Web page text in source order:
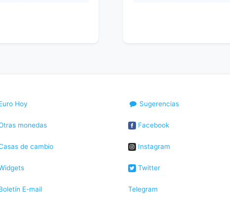
Hoy
monedas
de cambio
E-mail
Sugerencias
Facebook
Instagram
Twitter
Telegram